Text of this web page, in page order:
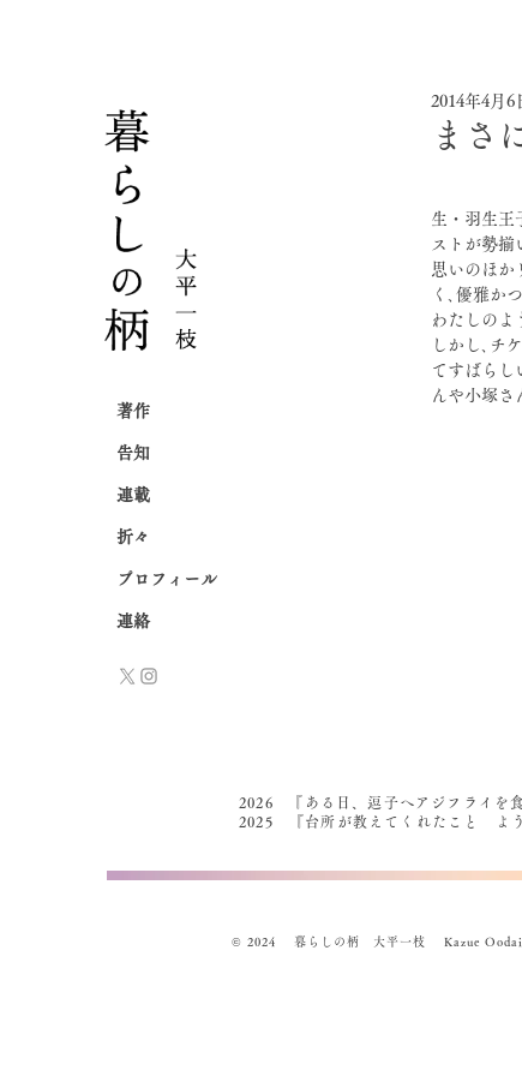
まさ
2014年4月6
生・羽生王
ストが勢揃
思いのほか
く､優雅か
わたしのよ
しかし､チ
てすばらし
んや小塚さ
著作
告知
連載
折々
プロフィール
連絡
2026 『ある日、逗子へアジフライを
2025 『台所が教えてくれたこと よう
© 2024 暮らしの柄 大平一枝 Kazue